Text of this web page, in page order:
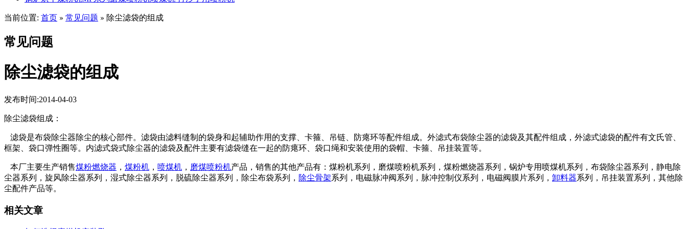
当前位置: 首页 » 常见问题 » 除尘滤袋的组成
常见问题
除尘滤袋的组成
发布时间:2014-04-03
除尘滤袋组成：
滤袋是布袋除尘器除尘的核心部件。滤袋由滤料缝制的袋身和起辅助作用的支撑、卡箍、吊链、防瘪环等配件组成。外滤式布袋除尘器的滤袋及其配件组成，外滤式滤袋的配件有文氏管、
框架、袋口弹性圈等。内滤式袋式除尘器的滤袋及配件主要有滤袋缝在一起的防瘪环、袋口绳和安装使用的袋帽、卡箍、吊挂装置等。
本厂主要生产销售煤粉燃烧器 ， 煤粉机 ， 喷煤机 ， 磨煤喷粉机产品，销售的其他产品有：煤粉机系列，磨煤喷粉机系列，煤粉燃烧器系列，锅炉专用喷煤机系列，布袋除尘器系列，静电除
尘器系列，旋风除尘器系列，湿式除尘器系列，脱硫除尘器系列，除尘布袋系列， 除尘骨架系列，电磁脉冲阀系列，脉冲控制仪系列，电磁阀膜片系列， 卸料器系列，吊挂装置系列，其他除
尘配件产品等。
相关文章